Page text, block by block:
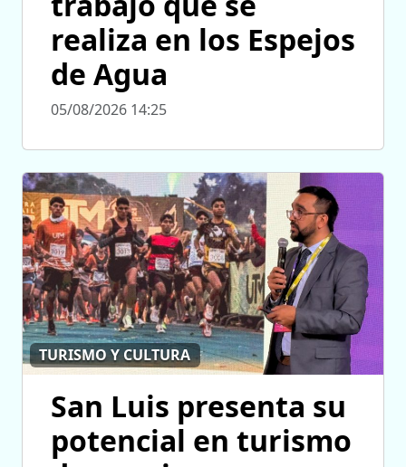
realiza en los Espejos
de Agua
05/08/2026 14:25
TURISMO Y CULTURA
San Luis presenta su
potencial en turismo